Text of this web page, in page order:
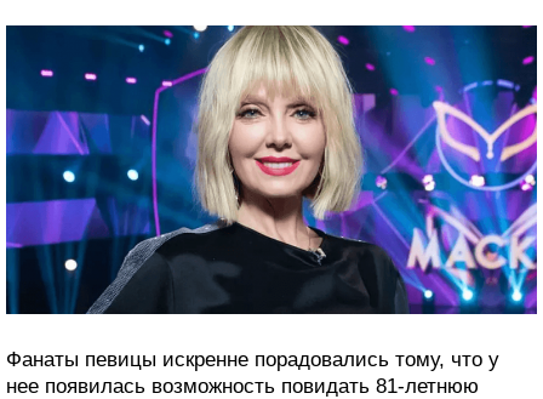
Фанаты певицы искренне порадовались тому, что у
нее появилась возможность повидать 81-летнюю